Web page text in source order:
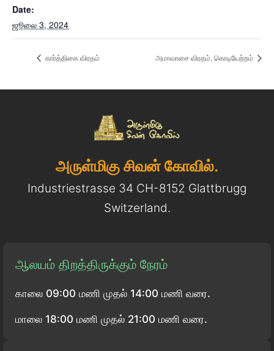
Date:
ஜூலை 3, 2024
கார்த்திகை விரதம் அமாவாசை விரதம், கொடியேற்றம்
அருள்மிகு சிவன் கோவில்.
Industriestrasse 34 CH-8152 Glattbrugg
Switzerland.
ஆலயம் திறத்திருக்கும் நேரம்
காலை 09:00 மணி முதல் 14:00 மணி வரை.
மாலை 18:00 மணி முதல் 21:00 மணி வரை.